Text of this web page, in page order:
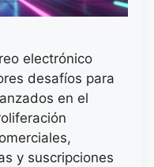
electrónico
desafíos para
en el
y suscripciones